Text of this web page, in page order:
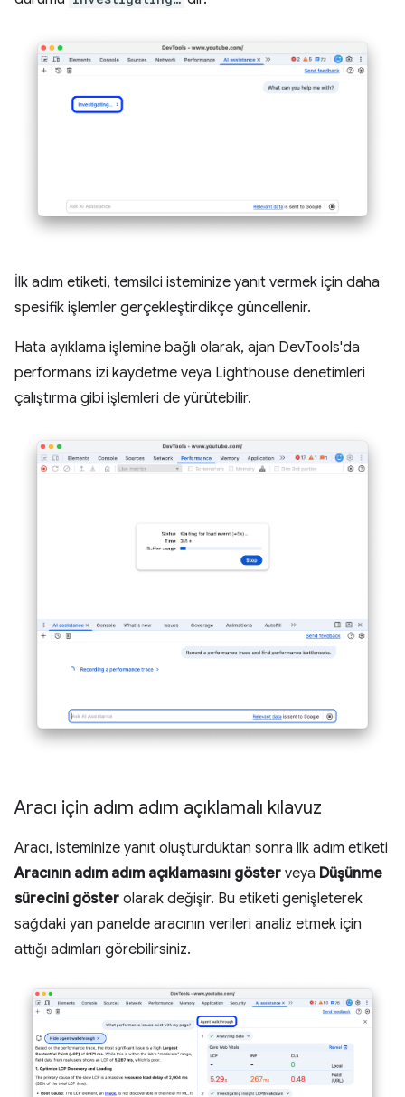
İlk adım etiketi, temsilci isteminize yanıt vermek için daha
spesifik işlemler gerçekleştirdikçe güncellenir.
Hata ayıklama işlemine bağlı olarak, ajan DevTools'da
performans izi kaydetme veya Lighthouse denetimleri
çalıştırma gibi işlemleri de yürütebilir.
Aracı için adım adım açıklamalı kılavuz
Aracı, isteminize yanıt oluşturduktan sonra ilk adım etiketi
Aracının adım adım açıklamasını göster veya Düşünme
sürecini göster olarak değişir. Bu etiketi genişleterek
sağdaki yan panelde aracının verileri analiz etmek için
attığı adımları görebilirsiniz.